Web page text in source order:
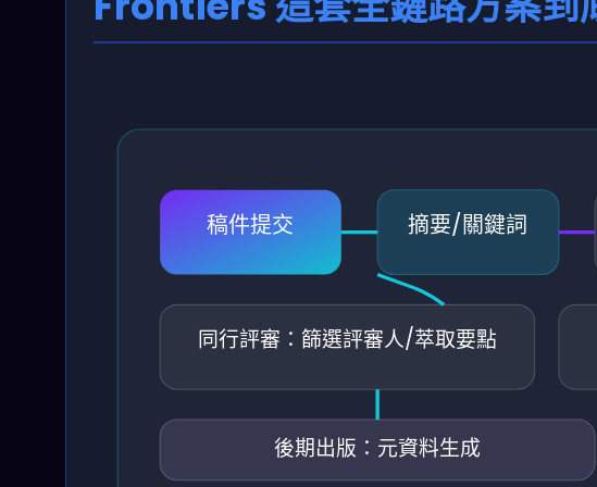
稿件提交 摘要/關鍵詞
同行評審：篩選評審人/萃取要點
後期出版：元資料生成